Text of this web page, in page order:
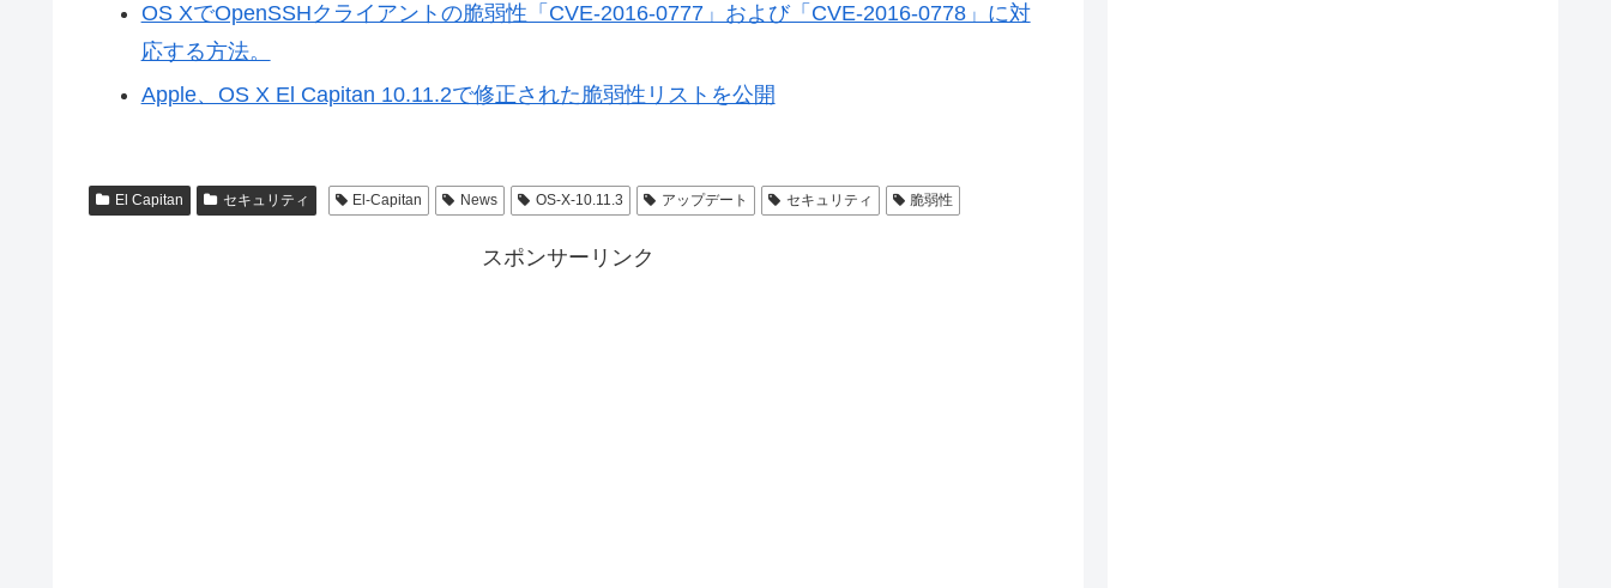
OS XでOpenSSHクライアントの脆弱性「CVE-2016-0777」および「CVE-2016-0778」に対
応する方法。
Apple、OS X El Capitan 10.11.2で修正された脆弱性リストを公開
El Capitan セキュリティ El-Capitan News OS-X-10.11.3 アップデート セキュリティ 脆弱性
スポンサーリンク